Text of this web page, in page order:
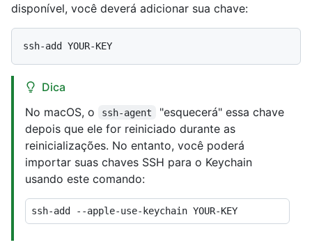
disponível, você deverá adicionar sua chave:
Dica
No macOS, o
ssh-agent
"esquecerá" essa chave
depois que ele for reiniciado durante as
reinicializações. No entanto, você poderá
importar suas chaves SSH para o Keychain
usando este comando: